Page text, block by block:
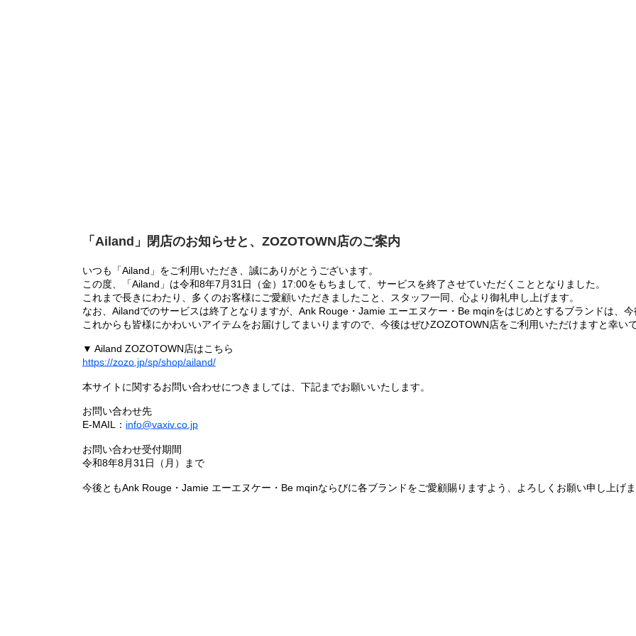
「Ailand」閉店のお知らせと、ZOZOTOWN店のご案内
いつも「Ailand」をご利用いただき、誠にありがとうございます。
この度、「Ailand」は令和8年7月31日（金）17:00をもちまして、サービスを終了させていただくこととなりました。
これまで長きにわたり、多くのお客様にご愛顧いただきましたこと、スタッフ一同、心より御礼申し上げます。
なお、Ailandでのサービスは終了となりますが、Ank Rouge・Jamie エーエヌケー・Be mqinをはじめとするブランドは、
これからも皆様にかわいいアイテムをお届けしてまいりますので、今後はぜひZOZOTOWN店をご利用いただけますと幸いで
▼ Ailand ZOZOTOWN店はこちら
https://zozo.jp/sp/shop/ailand/
本サイトに関するお問い合わせにつきましては、下記までお願いいたします。
お問い合わせ先
E-MAIL： info@vaxiv.co.jp
お問い合わせ受付期間
令和8年8月31日（月）まで
今後ともAnk Rouge・Jamie エーエヌケー・Be mqinならびに各ブランドをご愛顧賜りますよう、よろしくお願い申し上げま